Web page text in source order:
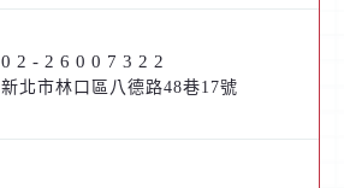
02-26007322
新北市林口區八德路48巷17號